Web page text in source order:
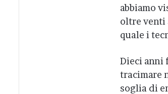
abbiamo
oltre venti
quale i
Dieci anni
tracimare
soglia di